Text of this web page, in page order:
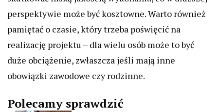
perspektywie może być kosztowne. Warto również
pamiętać o czasie, który trzeba poświęcić na
realizację projektu – dla wielu osób może to być
duże obciążenie, zwłaszcza jeśli mają inne
obowiązki zawodowe czy rodzinne.
Polecamy sprawdzić